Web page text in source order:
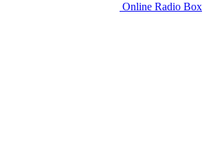
Online Radio Box